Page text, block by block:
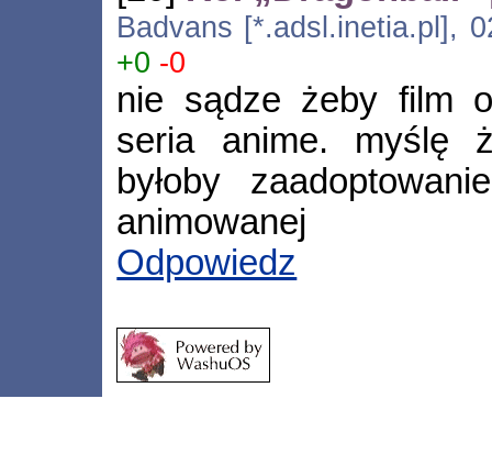
Badvans [*.adsl.inetia.pl],
+0 -0
nie sądze żeby film
seria anime. myślę
byłoby
animowanej
Odpowiedz